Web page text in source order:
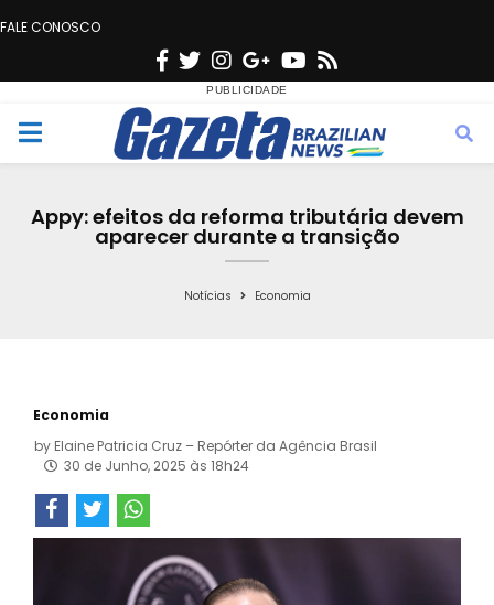
FALE CONOSCO
F
c
e
o
T
w
i
t
e
n
s
t
g
r
a
G
o
o
g
e
Y
u
t
b
s
M
Appy: efeitos da reforma tributária devem
aparecer durante a transição
Notícias Economia
Economia
by Elaine Patricia Cruz – Repórter da Agência Brasil
30 de Junho, 2025 às 18h24